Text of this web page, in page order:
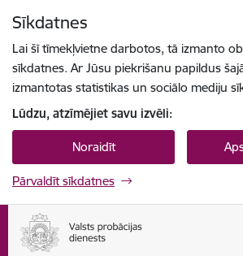
Sīkdatnes
Lai šī tīmekļvietne darbotos, tā izmanto
sīkdatnes. Ar Jūsu piekrišanu papildus
izmantotas statistikas un sociālo mediju
Lūdzu, atzīmējiet savu izvēli:
Noraidīt
Pārvaldīt sīkdatnes